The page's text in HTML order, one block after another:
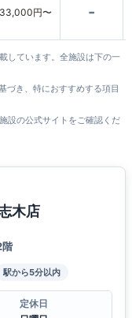
33,000円〜 -
しています。全施設は下の一
づき、特におすすめする項目
設の公式サイトをご確認くだ
木店
階
駅から5分以内
定休日